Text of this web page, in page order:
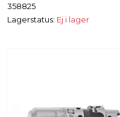
358825
Lagerstatus: Ej i lager